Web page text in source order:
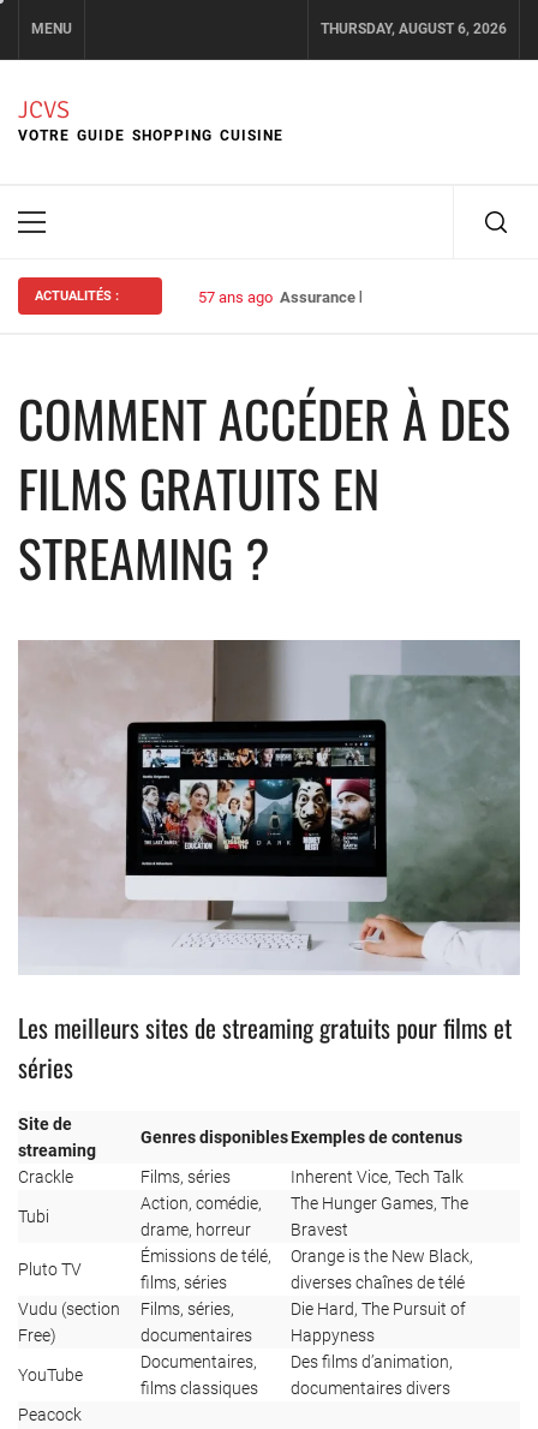
content
MENU THURSDAY, AUGUST 6, 2026
JCVS
VOTRE GUIDE SHOPPING CUISINE
Primary
ACTUALITÉS : 57 ans ago Assurance habitation : bien choisir
COMMENT ACCÉDER À DES
FILMS GRATUITS EN
STREAMING ?
Les meilleurs sites de streaming gratuits pour films et
séries
Site de
streaming
Genres disponiblesExemples de contenus
Crackle Films, séries Inherent Vice, Tech Talk
Tubi
Action, comédie,
drame, horreur
The Hunger Games, The
Bravest
Pluto TV
Émissions de télé,
films, séries
Orange is the New Black,
diverses chaînes de télé
Vudu (section
Free)
Films, séries,
documentaires
Die Hard, The Pursuit of
Happyness
YouTube
Documentaires,
films classiques
Des films d’animation,
documentaires divers
Peacock